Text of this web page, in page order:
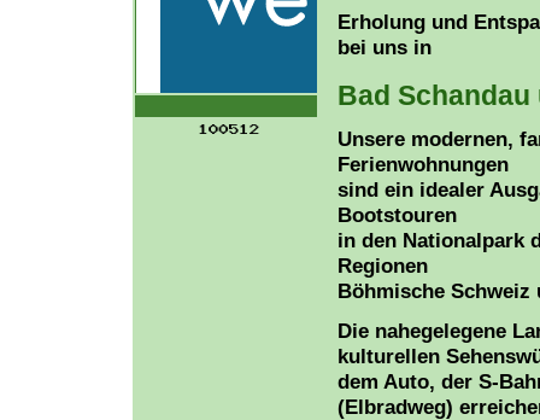
Erholung und
bei uns in
Bad
Unsere modernen,
Ferienwohnungen
sind ein idealer
Bootstouren
in den Nationalpark
Regionen
Böhmische
Die nahegelegene
kulturellen
dem Auto, der S-
(Elbradweg)